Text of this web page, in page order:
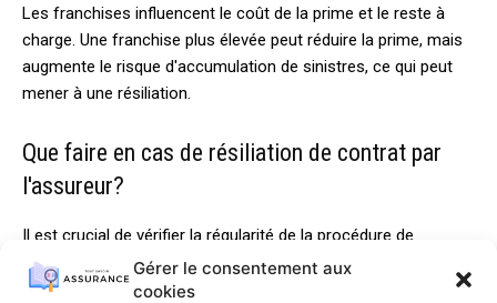
Gérer le consentement aux
cookies
Les franchises influencent le coût de la prime et le reste à
charge. Une franchise plus élevée peut réduire la prime, mais
augmente le risque d'accumulation de sinistres, ce qui peut
mener à une résiliation.
Que faire en cas de résiliation de contrat par
l'assureur?
Il est crucial de vérifier la régularité de la procédure de
résiliation. Contester auprès du service réclamation ou du
médiateur peut être une option, tout comme préparer un